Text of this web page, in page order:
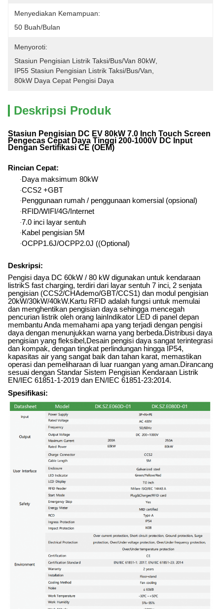
Menyediakan Kemampuan:
50 Buah/bulan
Menyoroti:
Stasiun Pengisian Listrik Taksi/bus/van 80kW
IP55 Stasiun Pengisian Listrik Taksi/bus/van
80kW Daya Cepat Pengisi Daya
Deskripsi Produk
Stasiun Pengisian DC EV 80kW 7.0 Inch Touch Screen
Pengecas Cepat Daya Tinggi 200-1000V DC Input
Dengan Sertifikasi CE (OEM)
Rincian Cepat:
· Daya maksimum 80kW
·CCS2 +GBT
· Penggunaan rumah / penggunaan komersial (opsional)
· RFID/WIFI/4G/Internet
·7.0 inci layar sentuh
· Kabel pengisian 5M
·OCPP1.6J/OCPP2.0J ((Optional)
Deskripsi:
Pengisi daya DC 60kW / 80 kW digunakan untuk kendaraan
listrikS fast charging, terdiri dari layar sentuh 7 inci, 2 senjata
pengisian (CCS2/CHAdemo/GBT/CCS1) dan modul pengisian
20kW/30kW/40kW.Kartu RFID adalah fungsi untuk memulai
dan menghentikan pengisian daya sehingga mencegah
pencurian listrik oleh orang lainIndikator LED di panel depan
membantu Anda memahami apa yang terjadi dengan pengisi
daya dengan menunjukkan warna yang berbeda.Distribusi daya
pengisian yang fleksibel ,Desain pengisi daya sangat terintegrasi
dan kompak, dengan tingkat perlindungan hingga IP54,
kapasitas air yang sangat baik dan tahan karat, memastikan
operasi dan pemeliharaan di luar ruangan yang aman.Dirancang
sesuai dengan Standar Sistem Pengisian Kendaraan Listrik
EN/IEC 61851-1-2019 dan EN/IEC 61851-23:2014.
Spesifikasi: